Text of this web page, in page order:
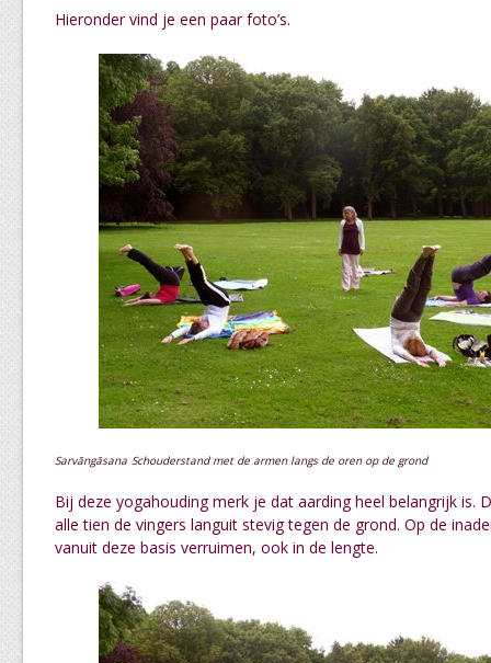
Hieronder vind je een paar foto’s.
Sarvāngāsana Schouderstand met de armen langs de oren op de grond
Bij deze yogahouding merk je dat aarding heel belangrijk is.
alle tien de vingers languit stevig tegen de grond. Op de
vanuit deze basis verruimen, ook in de lengte.